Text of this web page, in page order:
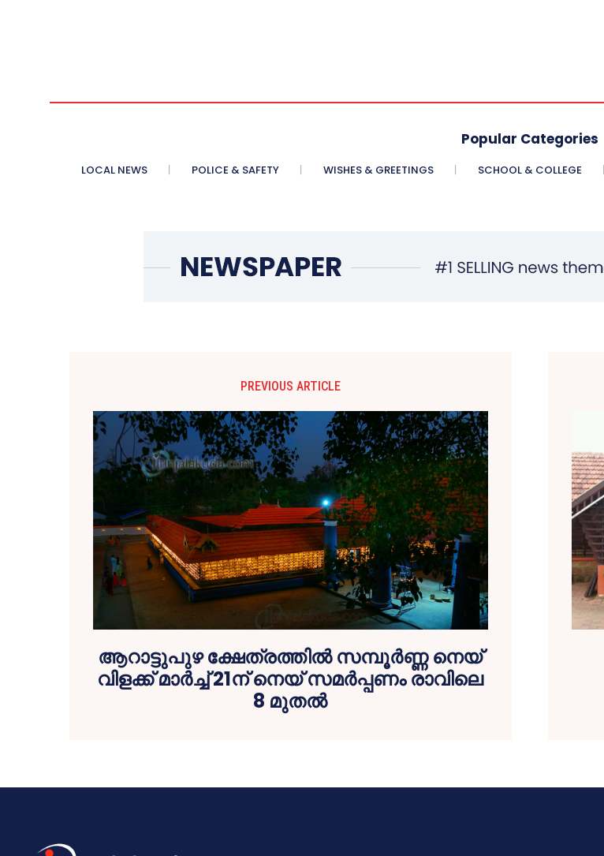
Popular Categories
LOCAL NEWS POLICE & SAFETY WISHES & GREETINGS SCHOOL & COLLEGE
PREVIOUS ARTICLE
ആറാട്ടുപുഴ ക്ഷേത്രത്തില്‍ സമ്പൂര്‍ണ്ണ നെയ്
വിളക്ക് മാര്‍ച്ച് 21ന് നെയ് സമര്‍പ്പണം രാവിലെ
8 മുതല്‍